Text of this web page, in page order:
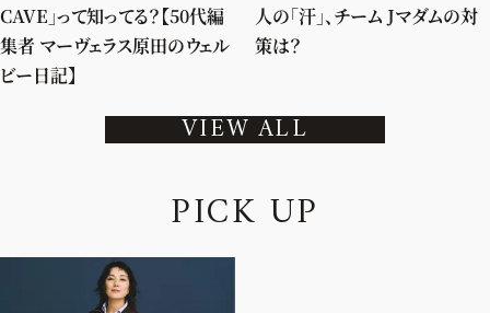
CAVE」って知ってる？【50代編
集者 マーヴェラス原田のウェル
ビー日記】
人の「汗」、チーム Jマダムの対
策は？
VIEW ALL
PICK UP